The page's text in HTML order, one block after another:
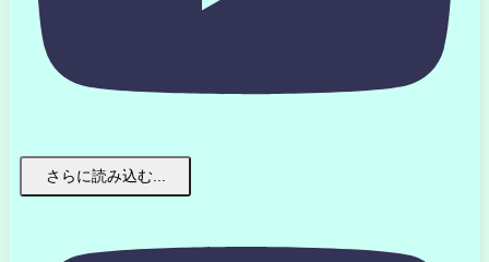
さらに読み込む...